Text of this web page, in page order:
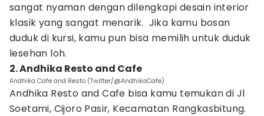
sangat nyaman dengan dilengkapi desain interior
klasik yang sangat menarik. Jika kamu bosan
duduk di kursi, kamu pun bisa memilih untuk duduk
lesehan loh.
2. Andhika Resto and Cafe
Andhika Cafe and Resto (Twitter/@AndhikaCafe)
Andhika Resto and Cafe bisa kamu temukan di Jl
Soetami, Cijoro Pasir, Kecamatan Rangkasbitung.